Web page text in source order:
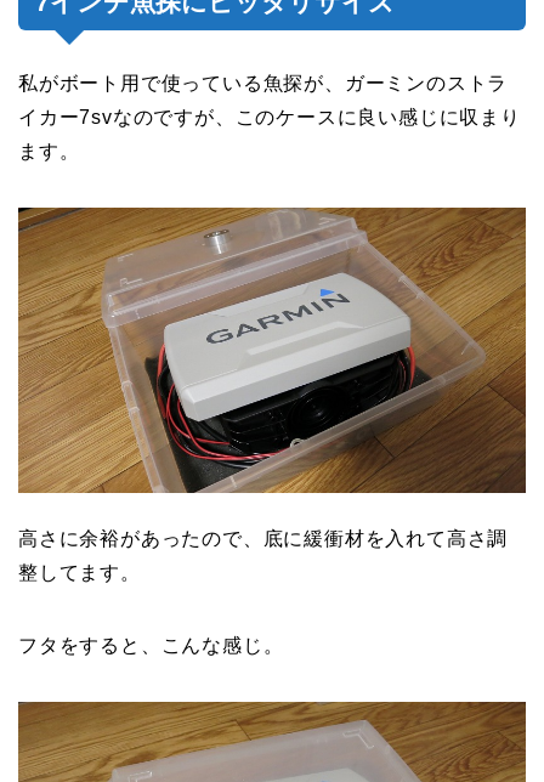
私がボート用で使っている魚探が、ガーミンのストラ
イカー7svなのですが、このケースに良い感じに収まり
ます。
高さに余裕があったので、底に緩衝材を入れて高さ調
整してます。
フタをすると、こんな感じ。